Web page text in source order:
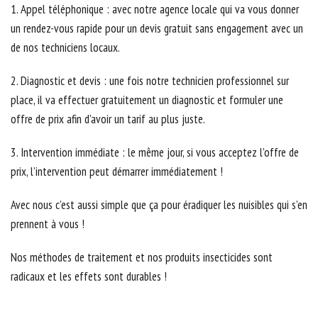
1. Appel téléphonique : avec notre agence locale qui va vous donner
un rendez-vous rapide pour un devis gratuit sans engagement avec un
de nos techniciens locaux.
2. Diagnostic et devis : une fois notre technicien professionnel sur
place, il va effectuer gratuitement un diagnostic et formuler une
offre de prix afin d'avoir un tarif au plus juste.
3. Intervention immédiate : le même jour, si vous acceptez l’offre de
prix, l’intervention peut démarrer immédiatement !
Avec nous c’est aussi simple que ça pour éradiquer les nuisibles qui s’en
prennent à vous !
Nos méthodes de traitement et nos produits insecticides sont
radicaux et les effets sont durables !